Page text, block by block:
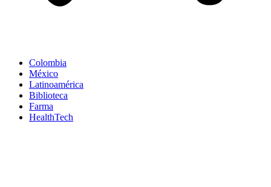
Colombia
México
Latinoamérica
Biblioteca
Farma
HealthTech